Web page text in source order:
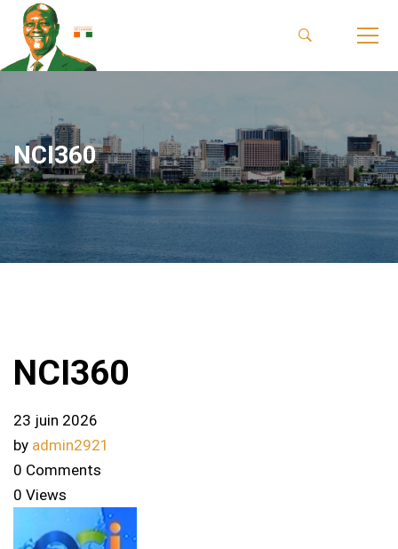
NCI360
NCI360
23 juin 2026
by admin2921
0 Comments
0 Views